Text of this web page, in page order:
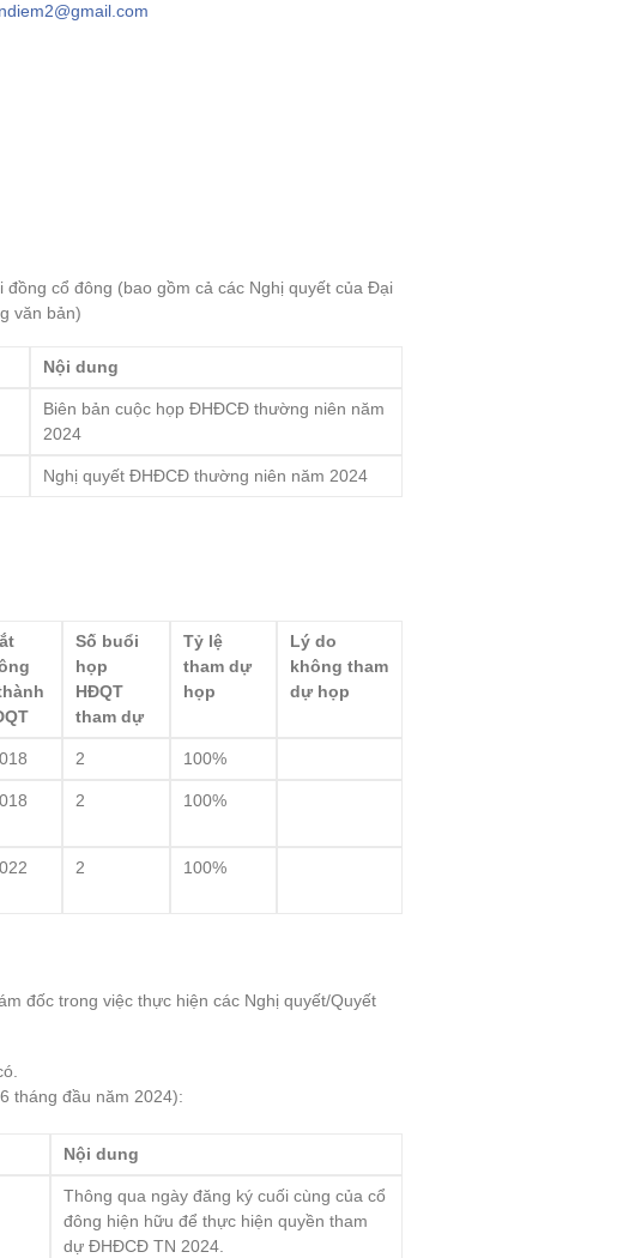
cổ đông (bao gồm cả các Nghị quyết của Đại
văn bản)
Nội dung
Biên bản cuộc họp ĐHĐCĐ thường niên năm
2024
Nghị quyết ĐHĐCĐ thường niên năm 2024
ắt
Số buổi
họp
HĐQT
tham dự
Tỷ lệ
tham dự
họp
Lý do
không tham
dự họp
2 100%
2 100%
2 100%
đốc trong việc thực hiện các Nghị quyết/Quyết
tháng đầu năm 2024):
Nội dung
Thông qua ngày đăng ký cuối cùng của cổ
đông hiện hữu để thực hiện quyền tham
dự ĐHĐCĐ TN 2024.